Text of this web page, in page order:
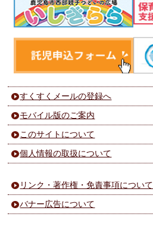
すくすくメールの登録へ
モバイル版のご案内
このサイトについて
個人情報の取扱について
リンク・著作権・免責事項について
バナー広告について